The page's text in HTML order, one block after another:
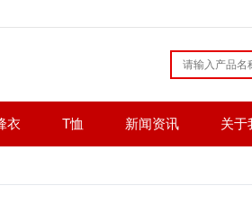
衣 T恤 新闻资讯 关于